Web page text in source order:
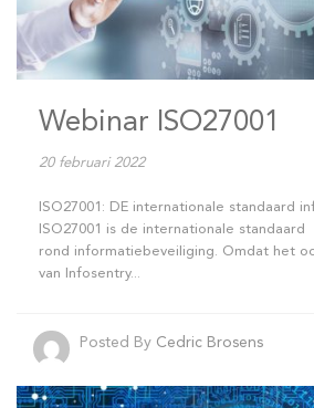
Webinar ISO27001
20 februari 2022
ISO27001: DE internationale standaard
ISO27001 is de internationale standaard
rond informatiebeveiliging. Omdat het
van Infosentry...
Posted By Cedric Brosens